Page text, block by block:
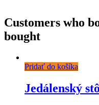
Customers who
bought
Pridať do košíka
Jedálenský